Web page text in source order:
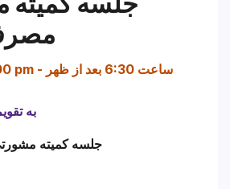
pm - ساعت 6:30 بعد از ظهر
به
جلسه کمیته